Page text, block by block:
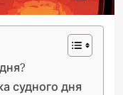
судного дня